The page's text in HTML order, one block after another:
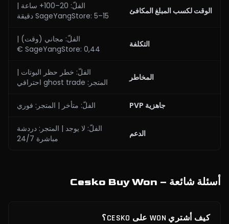
الوقت لكسب المبلغ المكافئ
الفلّ: 20–100+ ساعة |
SageYangStore: 5–15 دقيقة
التكلفة
الفلّ: مجاني (وقت) |
SageYangStore: 0,44 €
المخاطر
الفلّ: خطر حظر البوتات |
المتجر: ghost trade احترافي
جاهزية PVP الفلّ: متأخر | المتجر: فوري
الدعم
الفلّ: لا يوجد | المتجر: دردشة
مباشرة 24/7
أسئلة شائعة – Cesko Buy Won
كيف أشتري WON على CESKO؟